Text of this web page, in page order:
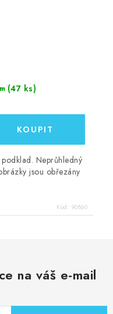
(47 ks)
Neprůhledný
jsou obřezány
Kód: 90860
na váš e-mail